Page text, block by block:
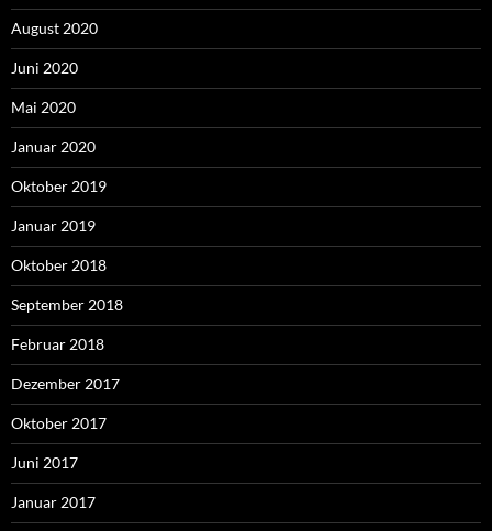
August 2020
Juni 2020
Mai 2020
Januar 2020
Oktober 2019
Januar 2019
Oktober 2018
September 2018
Februar 2018
Dezember 2017
Oktober 2017
Juni 2017
Januar 2017